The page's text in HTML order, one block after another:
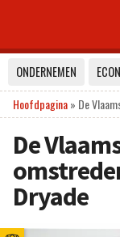
ONDERNEMEN
Hoofdpagina» De
De
Dryade